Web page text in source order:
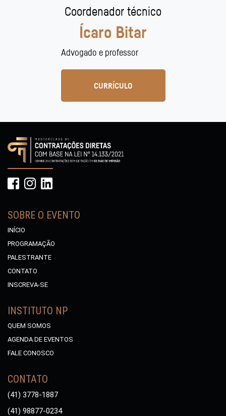
Coordenador técnico
Ícaro Bitar
Advogado e professor
CURRÍCULO
SOBRE O EVENTO
INÍCIO
PROGRAMAÇÃO
PALESTRANTE
CONTATO
INSCREVA-SE
INSTITUTO NP
QUEM SOMOS
AGENDA DE EVENTOS
FALE CONOSCO
CONTATO
(41) 3778-1887
(41) 98877-0234